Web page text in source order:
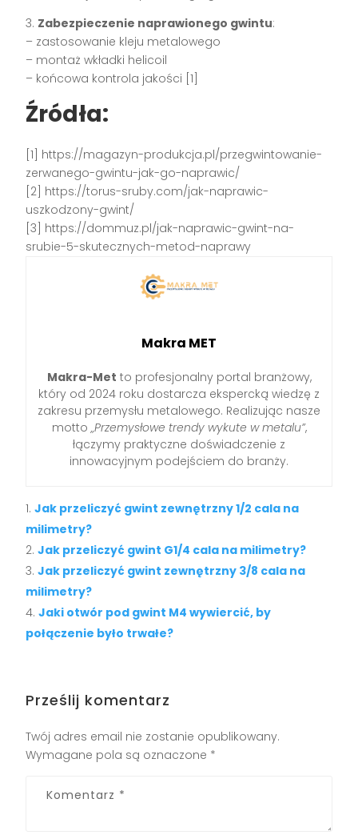
3. Zabezpieczenie naprawionego gwintu:
– zastosowanie kleju metalowego
– montaż wkładki helicoil
– końcowa kontrola jakości [1]
Źródła:
[1] https://magazyn-produkcja.pl/przegwintowanie-
zerwanego-gwintu-jak-go-naprawic/
[2] https://torus-sruby.com/jak-naprawic-
uszkodzony-gwint/
[3] https://dommuz.pl/jak-naprawic-gwint-na-
srubie-5-skutecznych-metod-naprawy
Makra MET
Makra-Met to profesjonalny portal branżowy,
który od 2024 roku dostarcza ekspercką wiedzę z
zakresu przemysłu metalowego. Realizując nasze
motto„Przemysłowe trendy wykute w metalu”,
łączymy praktyczne doświadczenie z
innowacyjnym podejściem do branży.
Jak przeliczyć gwint zewnętrzny 1/2 cala na
milimetry?
Jak przeliczyć gwint G1/4 cala na milimetry?
Jak przeliczyć gwint zewnętrzny 3/8 cala na
milimetry?
Jaki otwór pod gwint M4 wywiercić, by
połączenie było trwałe?
Prześlij komentarz
Twój adres email nie zostanie opublikowany.
Wymagane pola są oznaczone *